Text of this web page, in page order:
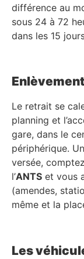
différence au
sous 24 à 72
dans les 15
Le retrait se
planning et
gare, dans le
périphérique.
versée,
l’ANTS et vous
(amendes,
même et la
Les